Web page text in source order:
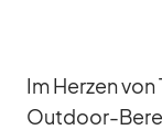
Im Her­zen
Out­door-